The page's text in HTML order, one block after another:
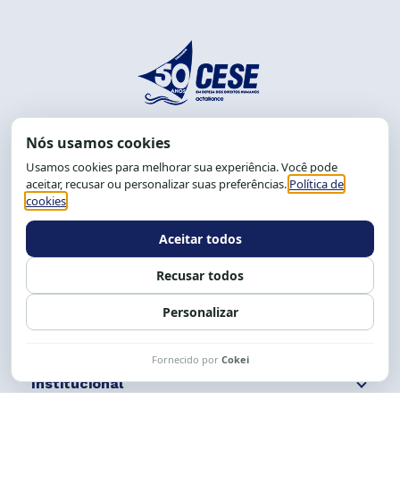
End.: R. da Graça, 150. Graça
CEP: 40.150-055
Salvador-BA, Brasil.
Tel.: (71) 2104-5457, Cel.: (71) 9 9239-2104 ou 2105
Expediente: 8h às 12h e 13 às 17h.
Siga nossas redes Fale conosco
Institucional